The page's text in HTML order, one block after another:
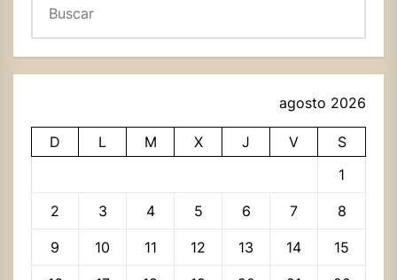
agosto 2026
D L M X J V
S
1
2 3 4 5 6 7 8
9 10 11 12 13 14 15